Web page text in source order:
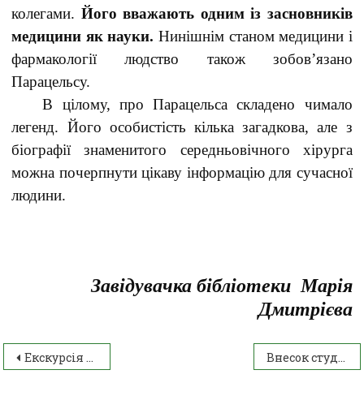
колегами. Його вважають одним із засновників
медицини як науки. Нинішнім станом медицини і
фармакології людство також зобов’язано
Парацельсу.
В цілому, про Парацельса складено чимало
легенд. Його особистість кілька загадкова, але з
біографії знаменитого середньовічного хірурга
можна почерпнути цікаву інформацію для сучасної
людини.
Завідувачка бібліотеки Марія
Дмитрієва
Екскурсія до ПП «І – ВЕНТ» Внесок студентів ІАТФК у благодійну акцію “Смілива гривня”